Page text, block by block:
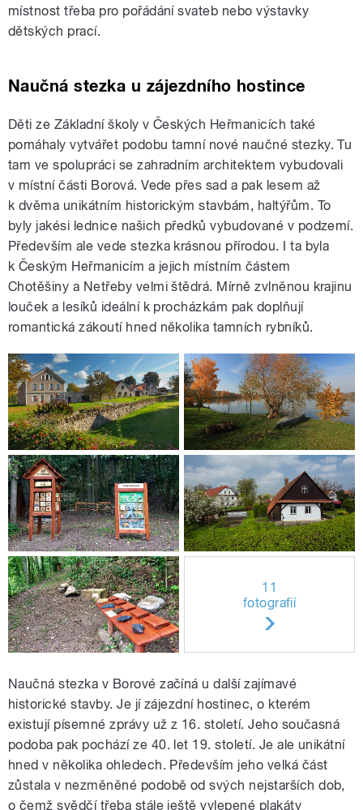
místnost třeba pro pořádání svateb nebo výstavky
dětských prací.
Naučná stezka u zájezdního hostince
Děti ze Základní školy v Českých Heřmanicích také
pomáhaly vytvářet podobu tamní nové naučné stezky. Tu
tam ve spolupráci se zahradním architektem vybudovali
v místní části Borová. Vede přes sad a pak lesem až
k dvěma unikátním historickým stavbám, haltýřům. To
byly jakési lednice našich předků vybudované v podzemí.
Především ale vede stezka krásnou přírodou. I ta byla
k Českým Heřmanicím a jejich místním částem
Chotěšiny a Netřeby velmi štědrá. Mírně zvlněnou krajinu
louček a lesíků ideální k procházkám pak doplňují
romantická zákoutí hned několika tamních rybníků.
11
fotografií
Naučná stezka v Borové začíná u další zajímavé
historické stavby. Je jí zájezdní hostinec, o kterém
existují písemné zprávy už z 16. století. Jeho současná
podoba pak pochází ze 40. let 19. století. Je ale unikátní
hned v několika ohledech. Především jeho velká část
zůstala v nezměněné podobě od svých nejstarších dob,
o čemž svědčí třeba stále ještě vylepené plakáty